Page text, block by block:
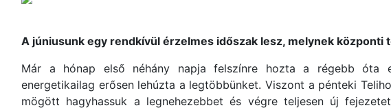
A júniusunk egy rendkívül érzelmes időszak lesz, melynek központi
Már a hónap első néhány napja felszínre hozta a régebb óta
energetikailag erősen lehúzta a legtöbbünket. Viszont a pénteki
mögött hagyhassuk a legnehezebbet és végre teljesen új